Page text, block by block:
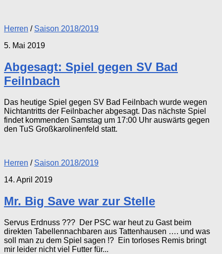
Herren / Saison 2018/2019
5. Mai 2019
Abgesagt: Spiel gegen SV Bad
Feilnbach
Das heutige Spiel gegen SV Bad Feilnbach wurde wegen
Nichtantritts der Feilnbacher abgesagt. Das nächste Spiel
findet kommenden Samstag um 17:00 Uhr auswärts gegen
den TuS Großkarolinenfeld statt.
Herren / Saison 2018/2019
14. April 2019
Mr. Big Save war zur Stelle
Servus Erdnuss ??? Der PSC war heut zu Gast beim
direkten Tabellennachbaren aus Tattenhausen …. und was
soll man zu dem Spiel sagen !? Ein torloses Remis bringt
mir leider nicht viel Futter für...